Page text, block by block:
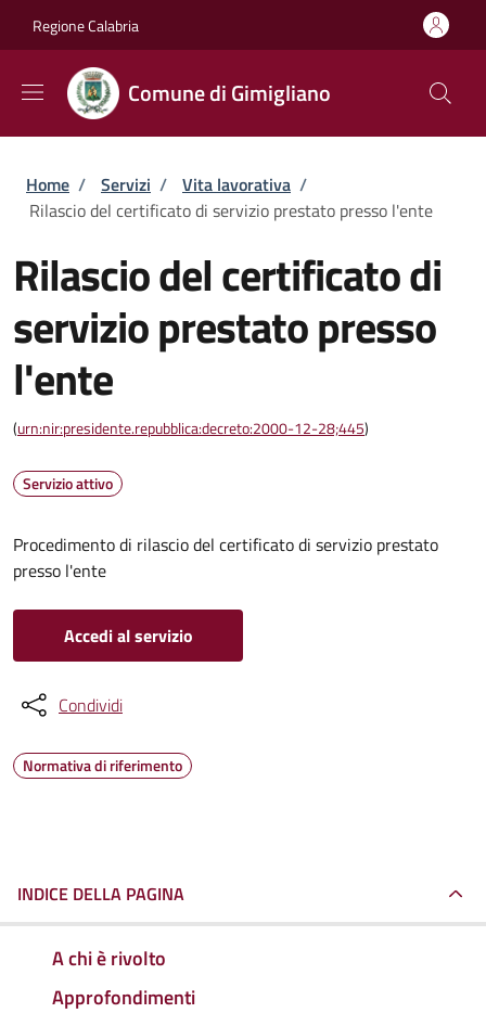
Regione Calabria
Comune di Gimigliano
Briciole di pane
Home / Servizi / Vita lavorativa /
Rilascio del certificato di servizio prestato presso l'ente
Rilascio del certificato di
servizio prestato presso
l'ente
(urn:nir:presidente.repubblica:decreto:2000-12-28;445)
Servizio attivo
Procedimento di rilascio del certificato di servizio prestato
presso l'ente
Accedi al servizio
Condividi
Normativa di riferimento
INDICE DELLA PAGINA
A chi è rivolto
Approfondimenti